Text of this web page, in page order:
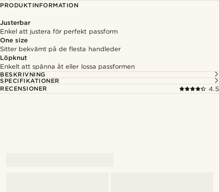
PRODUKTINFORMATION
Justerbar
Enkel att justera för perfekt passform
One size
Sitter bekvämt på de flesta handleder
Löpknut
Enkelt att spänna åt eller lossa passformen
BESKRIVNING
SPECIFIKATIONER
RECENSIONER
4.5